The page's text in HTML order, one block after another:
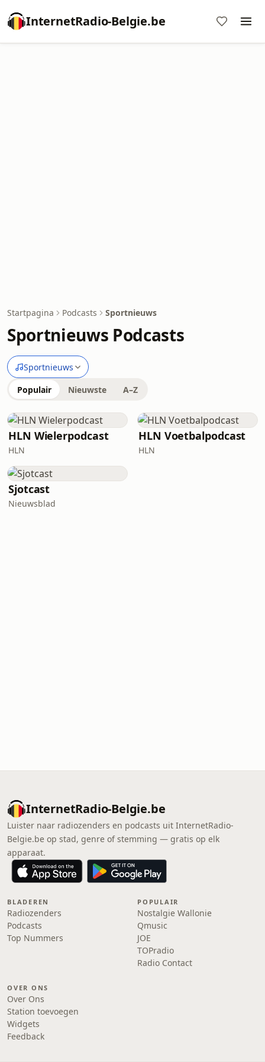
InternetRadio-Belgie.be
Startpagina Podcasts Sportnieuws
Sportnieuws Podcasts
Sportnieuws
Populair Nieuwste A–Z
HLN Wielerpodcast
HLN
HLN Voetbalpodcast
HLN
Sjotcast
Nieuwsblad
InternetRadio-Belgie.be
Luister naar radiozenders en podcasts uit InternetRadio-
Belgie.be op stad, genre of stemming — gratis op elk
apparaat.
BLADEREN
Radiozenders
Podcasts
Top Nummers
POPULAIR
Nostalgie Wallonie
Qmusic
JOE
TOPradio
Radio Contact
OVER ONS
Over Ons
Station toevoegen
Widgets
Feedback